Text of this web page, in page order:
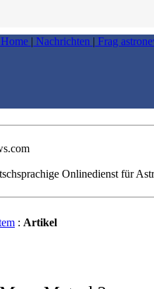
Home | Nachrichten | Frag
Onlinedienst für
: Artikel